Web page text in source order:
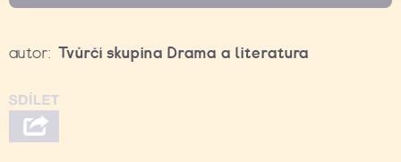
autor: Tvůrčí skupina Drama a literatura